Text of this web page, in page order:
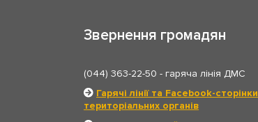
Звернення громадян
(044) 363-22-50 - гаряча лінія ДМС
Гарячі лінії та Facebook-сторінки
територіальних органів